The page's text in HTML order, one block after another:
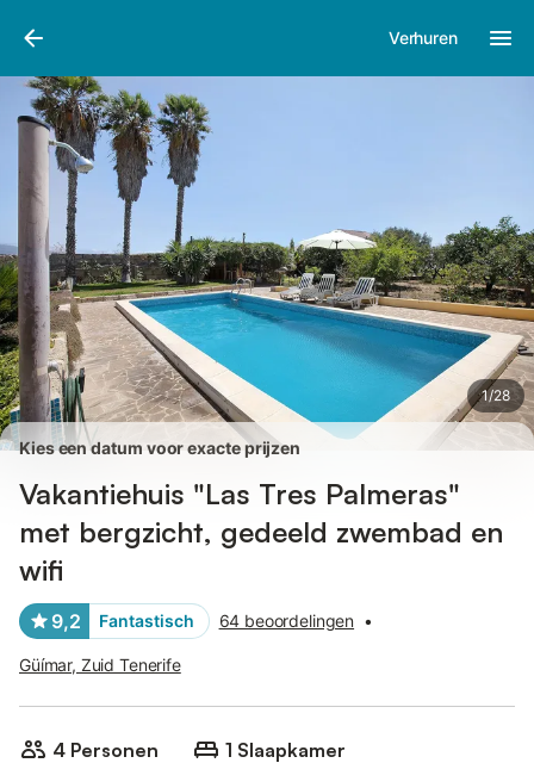
Verhuren
1/28
Afbeeldingen
Kies een datum voor exacte prijzen
Vakantiehuis "Las Tres Palmeras"
met bergzicht, gedeeld zwembad en
wifi
9,2 Fantastisch 64 beoordelingen •
Güímar, Zuid Tenerife
4 Personen
1 Slaapkamer